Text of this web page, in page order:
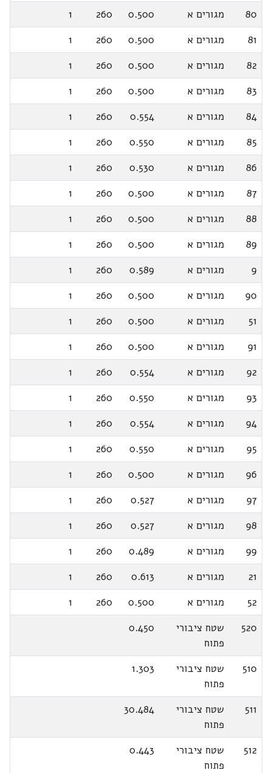
80 מגורים א 0.500
260
1
81
מגורים א 0.500
260
1
82
מגורים א 0.500
260
1
83
מגורים א 0.500
260
1
84
מגורים א 0.554
260
1
85
מגורים א 0.550
260
1
86
מגורים א 0.530
260
1
87
מגורים א 0.500
260
1
88
מגורים א 0.500
260
1
89
מגורים א 0.500
260
1
9
מגורים א 0.589
260
1
90
מגורים א 0.500
260
1
51
מגורים א 0.500
260
1
91
מגורים א 0.500
260
1
92
מגורים א 0.554
260
1
93
מגורים א 0.550
260
1
94
מגורים א 0.554
260
1
95
מגורים א 0.550
260
1
96
מגורים א 0.500
260
1
97
מגורים א 0.527
260
1
98
מגורים א 0.527
260
1
99
מגורים א 0.489
260
1
21
מגורים א 0.613
260
1
52
מגורים א 0.500
260
1
520
שטח ציבורי
פתוח
0.450
510
שטח ציבורי
פתוח
1.303
511
שטח ציבורי
פתוח
30.484
512
שטח ציבורי
פתוח
0.443